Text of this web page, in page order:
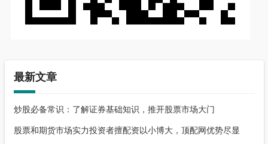
最新文章
炒股必备常识：了解证券基础知识，推开股票市场大门
股票和期货市场实力投资者擅配资以小博大，顶配网优势尽显